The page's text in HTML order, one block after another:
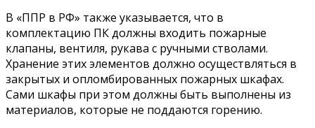
В «ППР в РФ» также указывается, что в
комплектацию ПК должны входить пожарные
клапаны, вентиля, рукава с ручными стволами.
Хранение этих элементов должно осуществляться в
закрытых и опломбированных пожарных шкафах.
Сами шкафы при этом должны быть выполнены из
материалов, которые не поддаются горению.